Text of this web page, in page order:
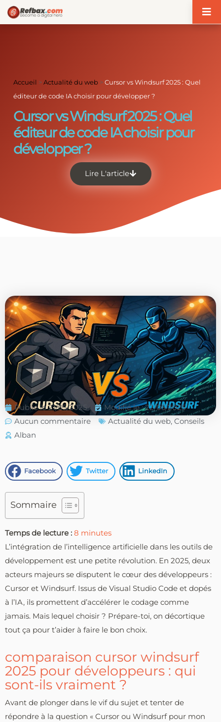
Accueil >Actualité du web >Cursor vs Windsurf 2025 : Quel
éditeur de code IA choisir pour développer ?
Cursor vs Windsurf 2025 : Quel
éditeur de code IA choisir pour
développer ?
Lire L'article
Publié le 21/05/2025
Modifié le : 22/05/2025
Aucun commentaire
Actualité du web, Conseils
Alban
Facebook Twitter LinkedIn
Sommaire
Temps de lecture : 8 minutes
L’intégration de l’intelligence artificielle dans les outils de
développement est une petite révolution. En 2025, deux
acteurs majeurs se disputent le cœur des développeurs :
Cursor et Windsurf. Issus de Visual Studio Code et dopés
à l’IA, ils promettent d’accélérer le codage comme
jamais. Mais lequel choisir ? Prépare-toi, on décortique
tout ça pour t’aider à faire le bon choix.
comparaison cursor windsurf
2025 pour développeurs : qui
sont-ils vraiment ?
Avant de plonger dans le vif du sujet et tenter de
répondre à la question « Cursor ou Windsurf pour mon
Panneau de gestion des cookies